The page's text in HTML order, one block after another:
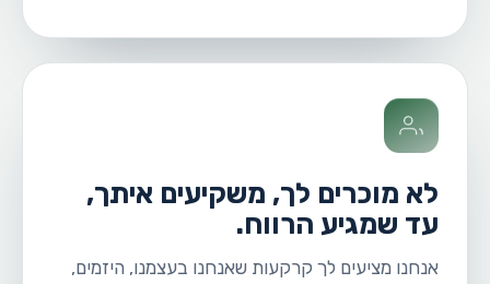
לא מוכרים לך, משקיעים איתך,
עד שמגיע הרווח.
אנחנו מציעים לך קרקעות שאנחנו בעצמנו, היזמים,